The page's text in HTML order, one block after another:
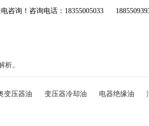
咨询！咨询电话：18355005033
析。
变压器油 变压器冷却油 电器绝缘油